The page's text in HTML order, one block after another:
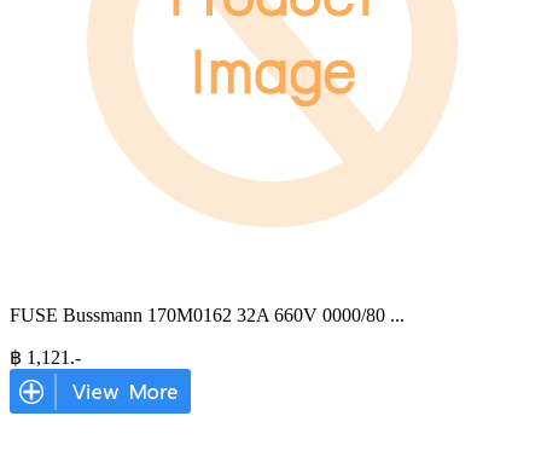
FUSE Bussmann 170M0162 32A 660V 0000/80 ...
฿ 1,121 .-